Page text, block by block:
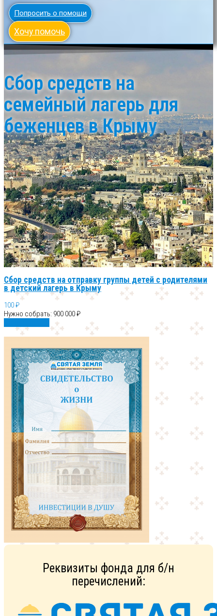
Попросить о помощи
Хочу помочь
Сбор средств на
семейный лагерь для
беженцев в Крыму
Сбор средств на отправку группы детей с родителями
в детский лагерь в Крыму
100 ₽
Нужно собрать: 900 000 ₽
Реквизиты фонда для б/н
перечислений: